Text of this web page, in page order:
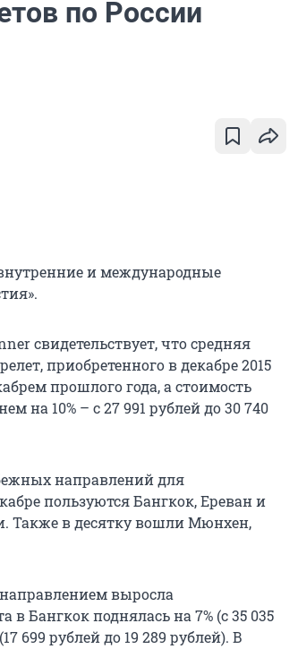
по России
и международные
свидетельствует, что средняя
приобретенного в декабре 2015
прошлого года, а стоимость
на 10% – с 27 991 рублей до 30 740
направлений для
пользуются Бангкок, Ереван и
Также в десятку вошли Мюнхен,
выросла
в Бангкок поднялась на 7% (с 35 035
699 рублей до 19 289 рублей). В